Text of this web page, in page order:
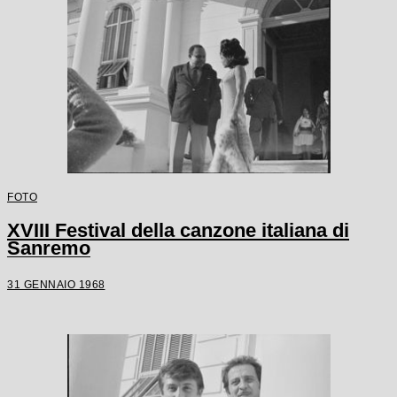
FOTO
XVIII Festival della canzone italiana di
Sanremo
31 GENNAIO 1968